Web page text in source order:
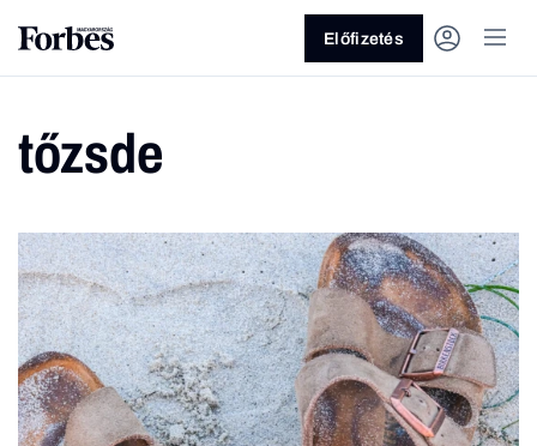
Vagy fedezze fel a következő
témákat
Üzlet Pénz Zöld Legyél jobb!
Előfizetés
tőzsde